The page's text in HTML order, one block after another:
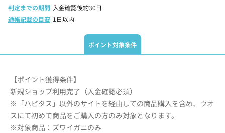
判定までの期間 入金確認後約30日
通帳記載の目安 1日以内
ポイント対象条件
【ポイント獲得条件】
新規ショップ利用完了（入金確認必須）
※「ハピタス」以外のサイトを経由しての商品購入を含め、ウオ
スにて初めて商品をご購入の方のみ対象となります。
※対象商品：ズワイガニのみ